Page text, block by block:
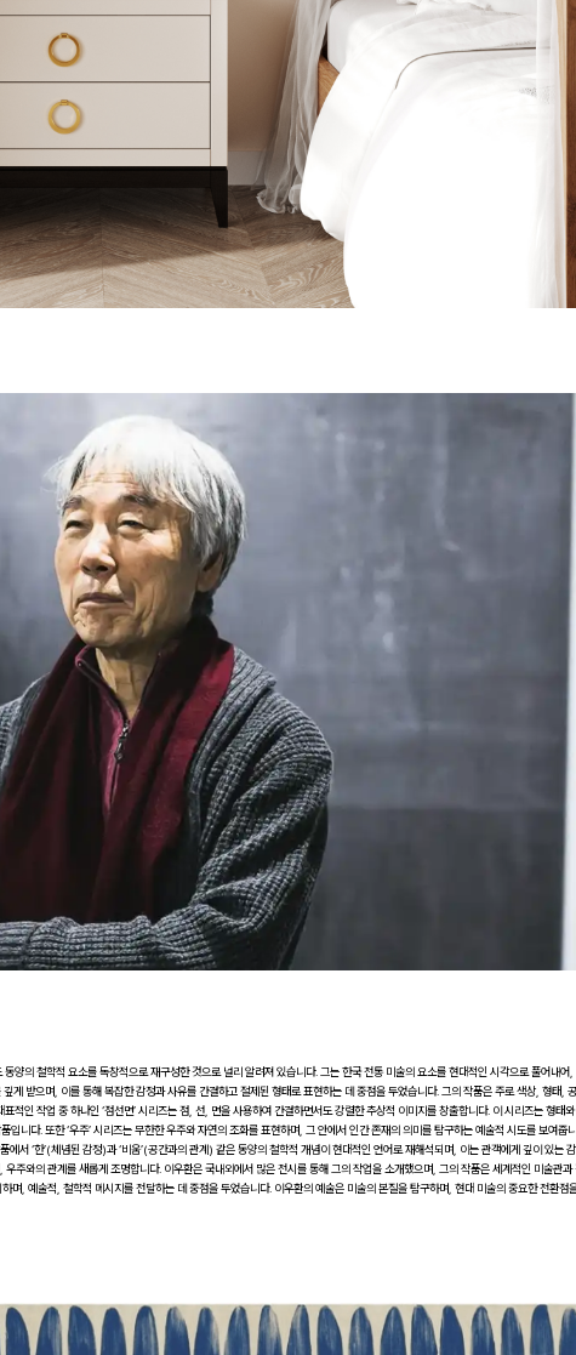
양의 철학적 요소를 독창적으로 재구성한 것으로 널리 알려져 있습니다. 그는 한국 전통 미술의 요소를 현대적인 시각으로 풀어내어,
게 받으며, 이를 통해 복잡한 감정과 사유를 간결하고 절제된 형태로 표현하는 데 중점을 두었습니다. 그의 작품은 주로 색상, 형태,
적인 작업 중 하나인 ‘점선면’ 시리즈는 점, 선, 면을 사용하여 간결하면서도 강렬한 추상적 이미지를 창출합니다. 이 시리즈는 형태
니다. 또한 ‘우주’ 시리즈는 무한한 우주와 자연의 조화를 표현하며, 그 안에서 인간 존재의 의미를 탐구하는 예술적 시도를 보여줍
서 ‘한’(체념된 감정)과 ‘비움’(공간과의 관계) 같은 동양의 철학적 개념이 현대적인 언어로 재해석되며, 이는 관객에게 깊이 있는
주와의 관계를 새롭게 조명합니다. 이우환은 국내외에서 많은 전시를 통해 그의 작업을 소개했으며, 그의 작품은 세계적인 미술관과
며, 예술적, 철학적 메시지를 전달하는 데 중점을 두었습니다. 이우환의 예술은 미술의 본질을 탐구하며, 현대 미술의 중요한 전환점